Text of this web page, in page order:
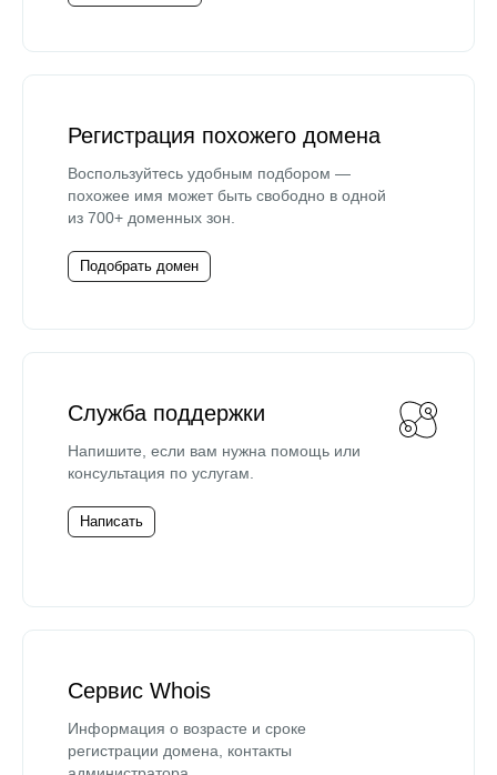
Регистрация похожего домена
Воспользуйтесь удобным подбором —
похожее имя может быть свободно в одной
из 700+ доменных зон.
Подобрать домен
Служба поддержки
Напишите, если вам нужна помощь или
консультация по услугам.
Написать
Сервис Whois
Информация о возрасте и сроке
регистрации домена, контакты